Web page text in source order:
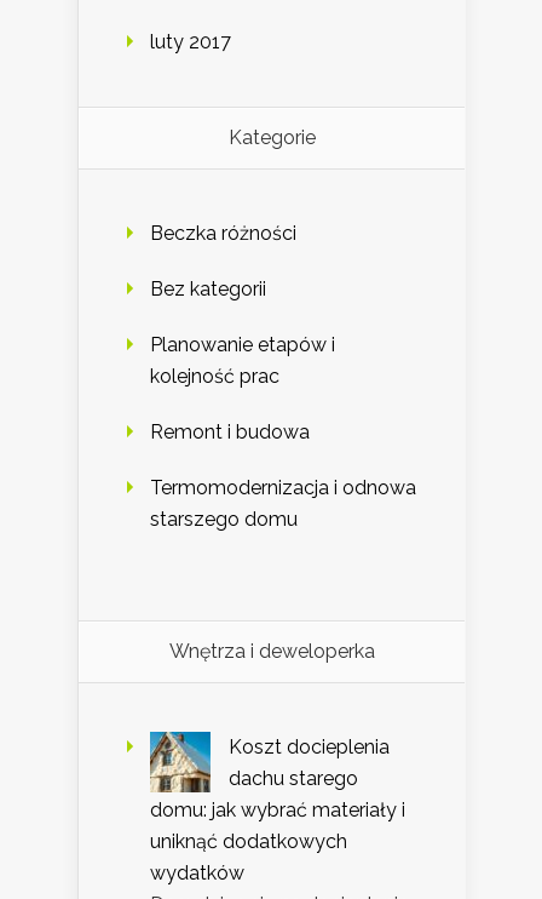
luty 2017
Kategorie
Beczka różności
Bez kategorii
Planowanie etapów i
kolejność prac
Remont i budowa
Termomodernizacja i odnowa
starszego domu
Wnętrza i deweloperka
Koszt docieplenia
dachu starego
domu: jak wybrać materiały i
uniknąć dodatkowych
wydatków